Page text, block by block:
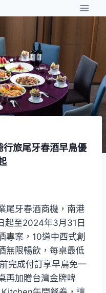
旅尾牙春酒早鳥優
尾牙春酒商機，南港
起至2024年3月31日
專案，10道中西式創
無限暢飲，每桌最低
完成付訂享早鳥免一
再加贈台灣金牌啤